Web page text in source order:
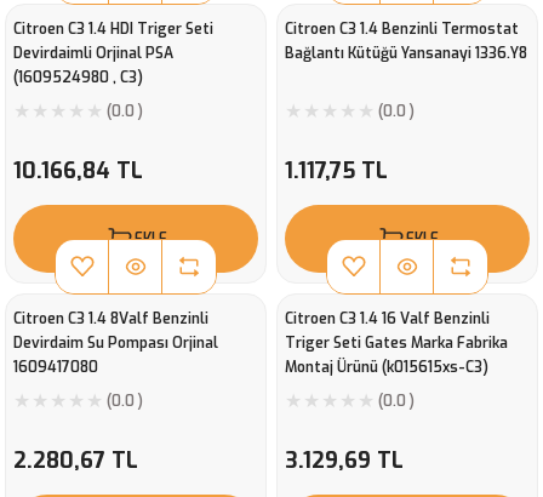
Citroen C3 1.4 HDI Triger Seti
Devirdaimli Orjinal PSA
(1609524980 , C3)
(0.0 )
10.166,84 TL
EKLE
Citroen C3 1.4 Benzinli Termostat
Bağlantı Kütüğü Yansanayi 1336.Y8
(0.0 )
1.117,75 TL
EKLE
Citroen C3 1.4 8Valf Benzinli
Devirdaim Su Pompası Orjinal
1609417080
(0.0 )
2.280,67 TL
Citroen C3 1.4 16 Valf Benzinli
Triger Seti Gates Marka Fabrika
Montaj Ürünü (k015615xs-C3)
(0.0 )
3.129,69 TL